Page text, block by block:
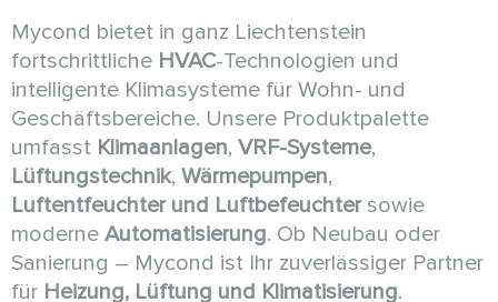
Mycond bietet in ganz Liechtenstein
fortschrittliche HVAC-Technologien und
intelligente Klimasysteme für Wohn- und
Geschäftsbereiche. Unsere Produktpalette
umfasst Klimaanlagen, VRF-Systeme,
Lüftungstechnik, Wärmepumpen,
Luftentfeuchter und Luftbefeuchtersowie
moderne Automatisierung. Ob Neubau oder
Sanierung – Mycond ist Ihr zuverlässiger Partner
für Heizung, Lüftung und Klimatisierung.